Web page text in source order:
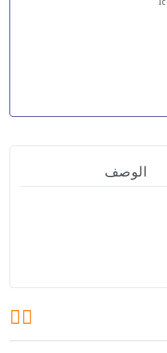
الوصف